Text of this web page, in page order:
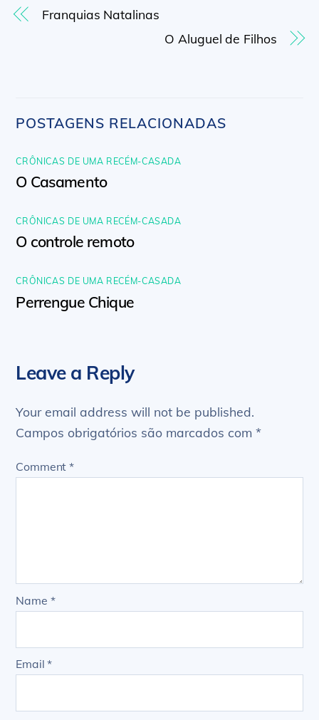
Franquias Natalinas
O Aluguel de Filhos
POSTAGENS RELACIONADAS
CRÔNICAS DE UMA RECÉM-CASADA
O Casamento
CRÔNICAS DE UMA RECÉM-CASADA
O controle remoto
CRÔNICAS DE UMA RECÉM-CASADA
Perrengue Chique
Leave a Reply
Your email address will not be published.
Campos obrigatórios são marcados com*
Comment*
Name *
Email*